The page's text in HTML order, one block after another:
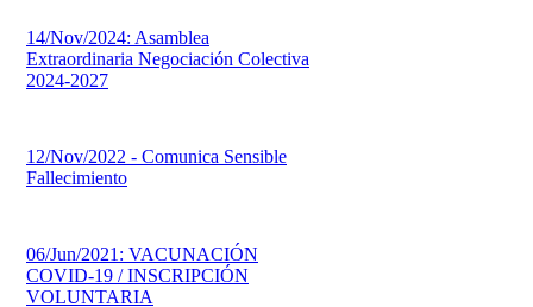
14/Nov/2024: Asamblea
Extraordinaria Negociación Colectiva
2024-2027
12/Nov/2022 - Comunica Sensible
Fallecimiento
06/Jun/2021: VACUNACIÓN
COVID-19 / INSCRIPCIÓN
VOLUNTARIA